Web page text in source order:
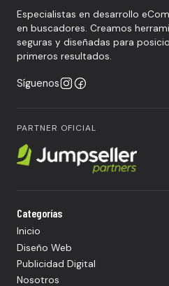
Especialistas en desarrollo
en buscadores. Creamos
seguras y diseñadas para
primeros resultados.
Síguenos
PARTNER OFICIAL
Categorías
Inicio
Diseño Web
Publicidad Digital
Nosotros